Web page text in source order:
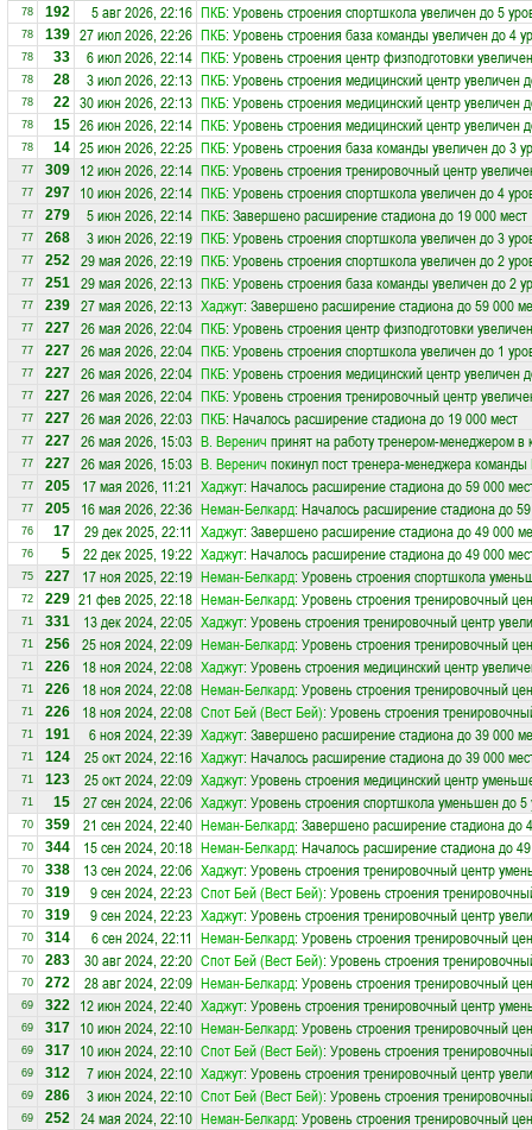
78 192 5 авг 2026, 22:16 ПКБ: Уровень строения спортшкола увеличен до 5
78 139 27 июл 2026, 22:26 ПКБ: Уровень строения база команды увеличен до 4
78 33 6 июл 2026, 22:14 ПКБ: Уровень строения центр физподготовки
78 28 3 июл 2026, 22:13 ПКБ: Уровень строения медицинский центр увеличен
78 22 30 июн 2026, 22:13 ПКБ: Уровень строения медицинский центр увеличен
78 15 26 июн 2026, 22:14 ПКБ: Уровень строения медицинский центр увеличен
78 14 25 июн 2026, 22:25 ПКБ: Уровень строения база команды увеличен до 3
77 309 12 июн 2026, 22:14 ПКБ: Уровень строения тренировочный центр
77 297 10 июн 2026, 22:14 ПКБ: Уровень строения спортшкола увеличен до 4
77 279 5 июн 2026, 22:14 ПКБ: Завершено расширение стадиона до 19 000 мест
77 268 3 июн 2026, 22:19 ПКБ: Уровень строения спортшкола увеличен до 3
77 252 29 мая 2026, 22:19 ПКБ: Уровень строения спортшкола увеличен до 2
77 251 29 мая 2026, 22:13 ПКБ: Уровень строения база команды увеличен до 2
77 239 27 мая 2026, 22:13 Хаджут: Завершено расширение стадиона до 59 000
77 227 26 мая 2026, 22:04 ПКБ: Уровень строения центр физподготовки
77 227 26 мая 2026, 22:04 ПКБ: Уровень строения спортшкола увеличен до 1
77 227 26 мая 2026, 22:04 ПКБ: Уровень строения медицинский центр увеличен
77 227 26 мая 2026, 22:04 ПКБ: Уровень строения тренировочный центр
77 227 26 мая 2026, 22:03 ПКБ: Началось расширение стадиона до 19 000 мест
77 227 26 мая 2026, 15:03 В. Веренич принят на работу тренером-менеджером в
77 227 26 мая 2026, 15:03 В. Веренич покинул пост тренера-менеджера команды
77 205 17 мая 2026, 11:21 Хаджут: Началось расширение стадиона до 59 000
77 205 16 мая 2026, 22:36 Неман-Белкард: Началось расширение стадиона до
76 17 29 дек 2025, 22:11 Хаджут: Завершено расширение стадиона до 49 000
76 5 22 дек 2025, 19:22 Хаджут: Началось расширение стадиона до 49 000
75 227 17 ноя 2025, 22:19 Неман-Белкард: Уровень строения спортшкола
72 229 21 фев 2025, 22:18 Неман-Белкард: Уровень строения тренировочный
71 331 13 дек 2024, 22:05 Хаджут: Уровень строения тренировочный центр
71 256 25 ноя 2024, 22:09 Неман-Белкард: Уровень строения тренировочный
71 226 18 ноя 2024, 22:08 Хаджут: Уровень строения медицинский центр
71 226 18 ноя 2024, 22:08 Неман-Белкард: Уровень строения тренировочный
71 226 18 ноя 2024, 22:08 Спот Бей (Вест Бей): Уровень строения
71 191 6 ноя 2024, 22:39 Хаджут: Завершено расширение стадиона до 39 000
71 124 25 окт 2024, 22:16 Хаджут: Началось расширение стадиона до 39 000
71 123 25 окт 2024, 22:09 Хаджут: Уровень строения медицинский центр
71 15 27 сен 2024, 22:06 Хаджут: Уровень строения спортшкола уменьшен до 5
70 359 21 сен 2024, 22:40 Неман-Белкард: Завершено расширение стадиона до
70 344 15 сен 2024, 20:18 Неман-Белкард: Началось расширение стадиона до
70 338 13 сен 2024, 22:06 Хаджут: Уровень строения тренировочный центр
70 319 9 сен 2024, 22:23 Спот Бей (Вест Бей): Уровень строения
70 319 9 сен 2024, 22:23 Хаджут: Уровень строения тренировочный центр
70 314 6 сен 2024, 22:11 Неман-Белкард: Уровень строения тренировочный
70 283 30 авг 2024, 22:20 Спот Бей (Вест Бей): Уровень строения
70 272 28 авг 2024, 22:09 Неман-Белкард: Уровень строения тренировочный
69 322 12 июн 2024, 22:40 Хаджут: Уровень строения тренировочный центр
69 317 10 июн 2024, 22:10 Неман-Белкард: Уровень строения тренировочный
69 317 10 июн 2024, 22:10 Спот Бей (Вест Бей): Уровень строения
69 312 7 июн 2024, 22:10 Хаджут: Уровень строения тренировочный центр
69 286 3 июн 2024, 22:10 Спот Бей (Вест Бей): Уровень строения
69 252 24 мая 2024, 22:10 Неман-Белкард: Уровень строения тренировочный